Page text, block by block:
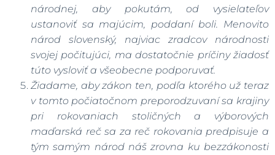
národnej, aby pokutám, od vysielateľov
ustanoviť sa majúcim, poddaní boli. Menovito
národ slovenský, najviac zradcov národnosti
svojej počitujúci, ma dostatočnie príčiny žiadosť
túto vysloviť a všeobecne podporuvať.
Žiadame, aby zákon ten, podľa ktorého už teraz
v tomto počiatočnom preporodzuvaní sa krajiny
pri rokovaniach stoličných a výborových
maďarská reč sa za reč rokovania predpisuje a
tým samým národ náš zrovna ku bezzákonosti